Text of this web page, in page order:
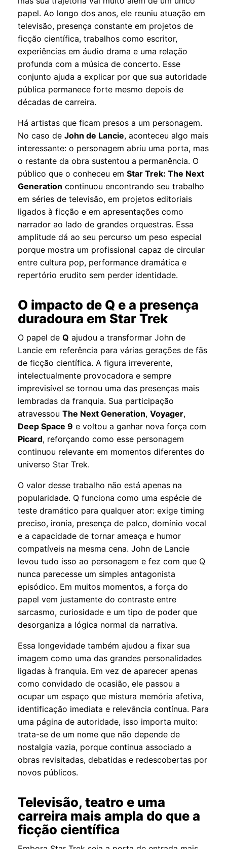
papel. Ao longo dos anos, ele reuniu atuação em
televisão, presença constante em projetos de
ficção científica, trabalhos como escritor,
experiências em áudio drama e uma relação
profunda com a música de concerto. Esse
conjunto ajuda a explicar por que sua autoridade
pública permanece forte mesmo depois de
décadas de carreira.
Há artistas que ficam presos a um personagem.
No caso deJohn de Lancie, aconteceu algo mais
interessante: o personagem abriu uma porta, mas
o restante da obra sustentou a permanência. O
público que o conheceu emStar Trek: The Next
Generation continuou encontrando seu trabalho
em séries de televisão, em projetos editoriais
ligados à ficção e em apresentações como
narrador ao lado de grandes orquestras. Essa
amplitude dá ao seu percurso um peso especial
porque mostra um profissional capaz de circular
entre cultura pop, performance dramática e
repertório erudito sem perder identidade.
O impacto de Q e a presença
duradoura em Star Trek
O papel deQ ajudou a transformar John de
Lancie em referência para várias gerações de fãs
de ficção científica. A figura irreverente,
intelectualmente provocadora e sempre
imprevisível se tornou uma das presenças mais
lembradas da franquia. Sua participação
atravessouThe Next Generation,Voyager,
Deep Space 9 e voltou a ganhar nova força com
Picard, reforçando como esse personagem
continuou relevante em momentos diferentes do
universo Star Trek.
O valor desse trabalho não está apenas na
popularidade. Q funciona como uma espécie de
teste dramático para qualquer ator: exige timing
preciso, ironia, presença de palco, domínio vocal
e a capacidade de tornar ameaça e humor
compatíveis na mesma cena. John de Lancie
levou tudo isso ao personagem e fez com que Q
nunca parecesse um simples antagonista
episódico. Em muitos momentos, a força do
papel vem justamente do contraste entre
sarcasmo, curiosidade e um tipo de poder que
desorganiza a lógica normal da narrativa.
Essa longevidade também ajudou a fixar sua
imagem como uma das grandes personalidades
ligadas à franquia. Em vez de aparecer apenas
como convidado de ocasião, ele passou a
ocupar um espaço que mistura memória afetiva,
identificação imediata e relevância contínua. Para
uma página de autoridade, isso importa muito:
trata-se de um nome que não depende de
nostalgia vazia, porque continua associado a
obras revisitadas, debatidas e redescobertas por
novos públicos.
Televisão, teatro e uma
carreira mais ampla do que a
ficção científica